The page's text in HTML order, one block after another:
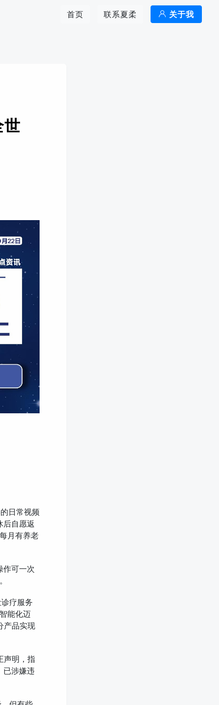
首页 联系夏柔 关于我
日常视频
后自愿返
月有养老
作可一次
疗服务
能化迈
产品实现
声明，指
已涉嫌违